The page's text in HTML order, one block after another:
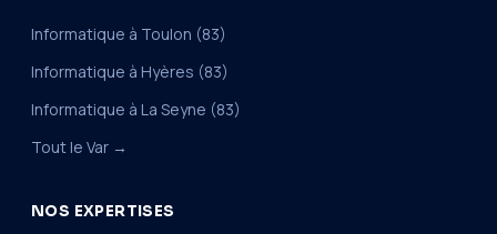
Informatique à Toulon (83)
Informatique à Hyères (83)
Informatique à La Seyne (83)
Tout le Var →
NOS EXPERTISES